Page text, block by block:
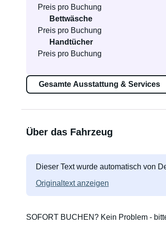
Preis pro Buchung
Bettwäsche
Preis pro Buchung
Handtücher
Preis pro Buchung
Gesamte Ausstattung & Services
Über das Fahrzeug
Dieser Text wurde automatisch von
Originaltext anzeigen
SOFORT BUCHEN? Kein Problem -